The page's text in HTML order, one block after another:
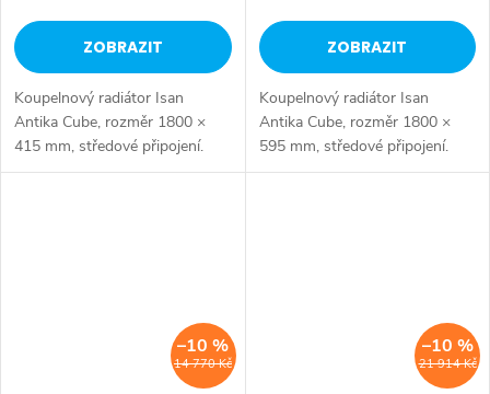
ZOBRAZIT
Koupelnový radiátor Isan
Antika Cube, rozměr 1800 ×
415 mm, středové připojení.
Výkon 1328 W. Dostupné
ZOBRAZIT
Koupelnový radiátor Isan
Antika Cube, rozměr 1800 ×
595 mm, středové připojení.
Výkon 1758 W. Dostupné
14 770 Kč
–10 %
21 914 Kč
–10 %